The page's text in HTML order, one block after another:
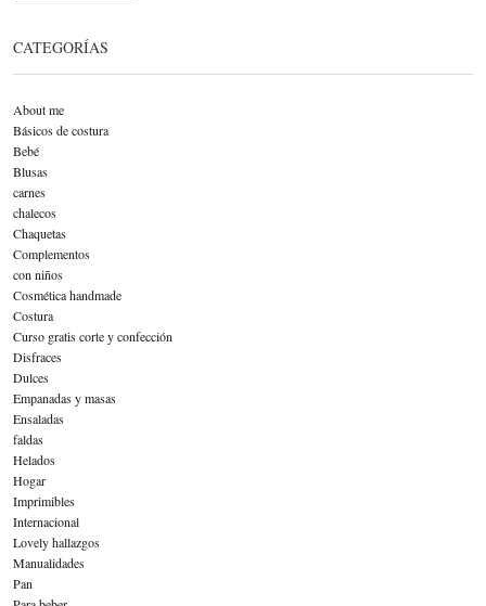
CATEGORÍAS
About me
Básicos de costura
Bebé
Blusas
carnes
chalecos
Chaquetas
Complementos
con niños
Cosmética handmade
Costura
Curso gratis corte y confección
Disfraces
Dulces
Empanadas y masas
Ensaladas
faldas
Helados
Hogar
Imprimibles
Internacional
Lovely hallazgos
Manualidades
Pan